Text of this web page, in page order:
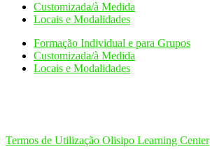
Customizada/à Medida
Locais e Modalidades
Formação Individual e para Grupos
Customizada/à Medida
Locais e Modalidades
Termos de Utilização Olisipo Learning Center